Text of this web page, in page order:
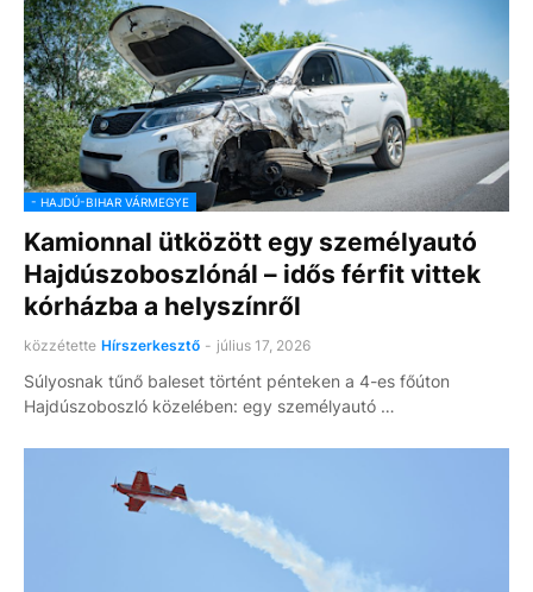
- HAJDÚ-BIHAR VÁRMEGYE
Kamionnal ütközött egy személyautó
Hajdúszoboszlónál – idős férfit vittek
kórházba a helyszínről
közzétette Hírszerkesztő - július 17, 2026
Súlyosnak tűnő baleset történt pénteken a 4-es főúton
Hajdúszoboszló közelében: egy személyautó …